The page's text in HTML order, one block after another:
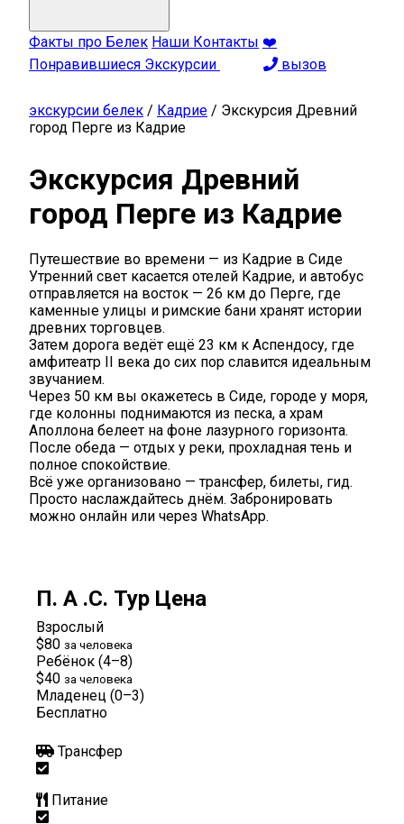
Факты про Белек Наши Контакты ❤️
Понравившиеся Экскурсии
вызов
экскурсии белек / Кадрие / Экскурсия Древний
город Перге из Кадрие
Экскурсия Древний
город Перге из Кадрие
Путешествие во времени — из Кадрие в Сиде
Утренний свет касается отелей Кадрие, и автобус
отправляется на восток — 26 км до Перге, где
каменные улицы и римские бани хранят истории
древних торговцев.
Затем дорога ведёт ещё 23 км к Аспендосу, где
амфитеатр II века до сих пор славится идеальным
звучанием.
Через 50 км вы окажетесь в Сиде, городе у моря,
где колонны поднимаются из песка, а храм
Аполлона белеет на фоне лазурного горизонта.
После обеда — отдых у реки, прохладная тень и
полное спокойствие.
Всё уже организовано — трансфер, билеты, гид.
Просто наслаждайтесь днём. Забронировать
можно онлайн или через WhatsApp.
П. А .С. Тур Цена
Взрослый
$80 за человека
Ребёнок (4–8)
$40 за человека
Младенец (0–3)
Бесплатно
Трансфер
Питание